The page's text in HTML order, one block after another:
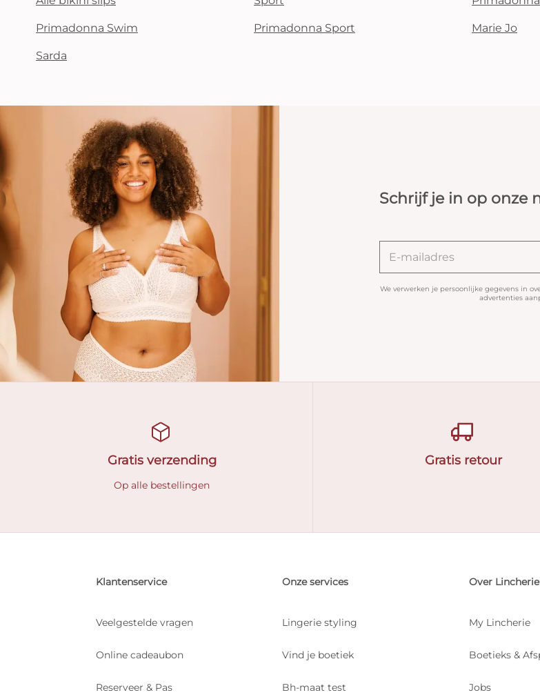
Primadonna Swim Primadonna Sport Marie Jo
Sarda
Schrijf je in op onze
We verwerken je persoonlijke gegevens in
advertenties
Gratis verzending
Op alle bestellingen
Gratis retour
Klantenservice
Veelgestelde vragen
Online cadeaubon
Reserveer & Pas
Onze services
Lingerie styling
Vind je boetiek
Bh-maat test
Over Lincherie
My Lincherie
Boetieks &
Jobs